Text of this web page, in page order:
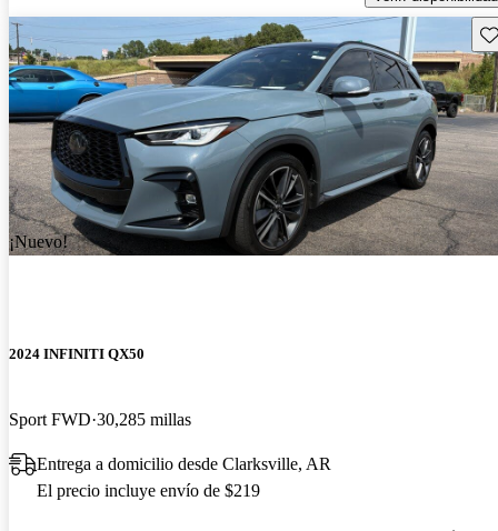
¡Nuevo!
2024 INFINITI QX50
Sport FWD 30,285 millas
Entrega a domicilio desde Clarksville, AR
El precio incluye envío de $219